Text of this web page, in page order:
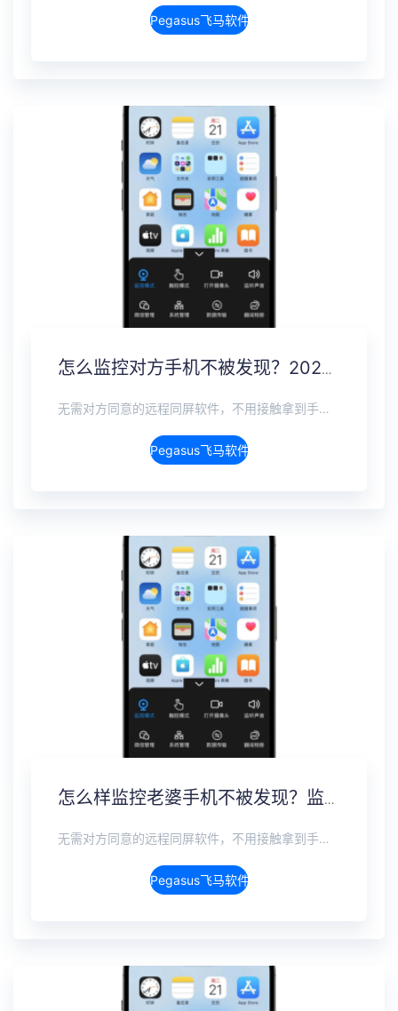
Pegasus飞马软件介绍
怎么监控对方手机不被发现？2026年度隐蔽监控完整指南
无需对方同意的远程同屏软件，不用接触拿到手机安装，支持实时同步查看微信、抖音、WhatsApp、Facebook 等主流社交软件的聊天记录，同时具备通话监听、环境录音、远程开启摄像头、持续定位追踪等全面功能。 整个过程全程隐蔽运行，无任何提示、无通知提醒、不留使用痕迹。 适用于多种场景，安全稳定，真正实现对目标设备一举一动的无感同屏监视。
Pegasus飞马软件介绍
怎么样监控老婆手机不被发现？监听老婆手机无感实时监控
无需对方同意的远程同屏软件，不用接触拿到手机安装，支持实时同步查看微信、抖音、WhatsApp、Facebook 等主流社交软件的聊天记录，同时具备通话监听、环境录音、远程开启摄像头、持续定位追踪等全面功能。 整个过程全程隐蔽运行，无任何提示、无通知提醒、不留使用痕迹。 适用于多种场景，安全稳定，真正实现对目标设备一举一动的无感同屏监视。
Pegasus飞马软件介绍